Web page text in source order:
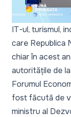
IT-ul, turismul,
care Republica
chiar în acest
autoritățile de
Forumul
fost făcută de
ministru al